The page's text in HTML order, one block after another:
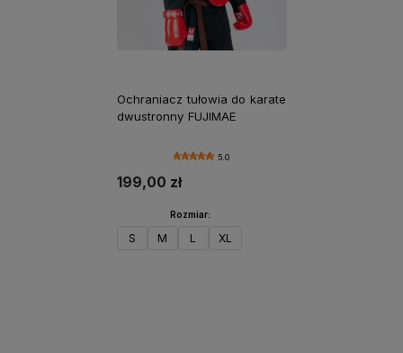
Ochraniacz tułowia do karate
dwustronny FUJIMAE
5.0
199,00 zł
Rozmiar:
S M L XL